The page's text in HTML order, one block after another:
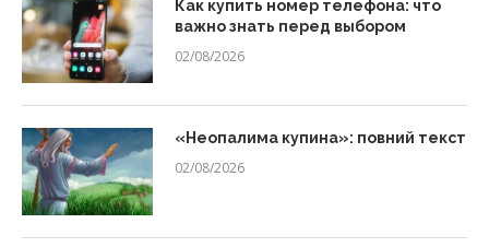
Как купить номер телефона: что
важно знать перед выбором
02/08/2026
«Неопалима купина»: повний текст
02/08/2026